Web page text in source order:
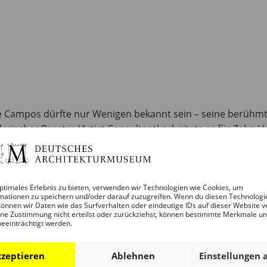
Erlebnis zu bieten, verwenden wir Technologien wie Cookies, um
zu speichern und/oder darauf zuzugreifen. Wenn du diesen
wir Daten wie das Surfverhalten oder eindeutige IDs auf dieser Website
Zustimmung nicht erteilst oder zurückziehst, können bestimmte Merkmale
werden.
Ablehnen Einstellungen
dürfte nur Wenigen bekannt sein – seine
Berater (Artist Consultant) arbeitete er für Zaha
auf die charismatische Gründerin fokussiert. Die
Architekturbilder bekannt. In ihren
und Verzerrungen – das Ergebnis waren
Bauten und Designobjekten eine eigene Ebene im Werk
der Jahrtausendwende: monografische Ausstellungen